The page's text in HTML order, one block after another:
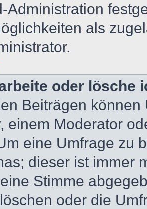
Administration
als
oder lösche
Beiträgen
einem Moderator
eine Umfrage zu
dieser ist immer
Stimme
oder die